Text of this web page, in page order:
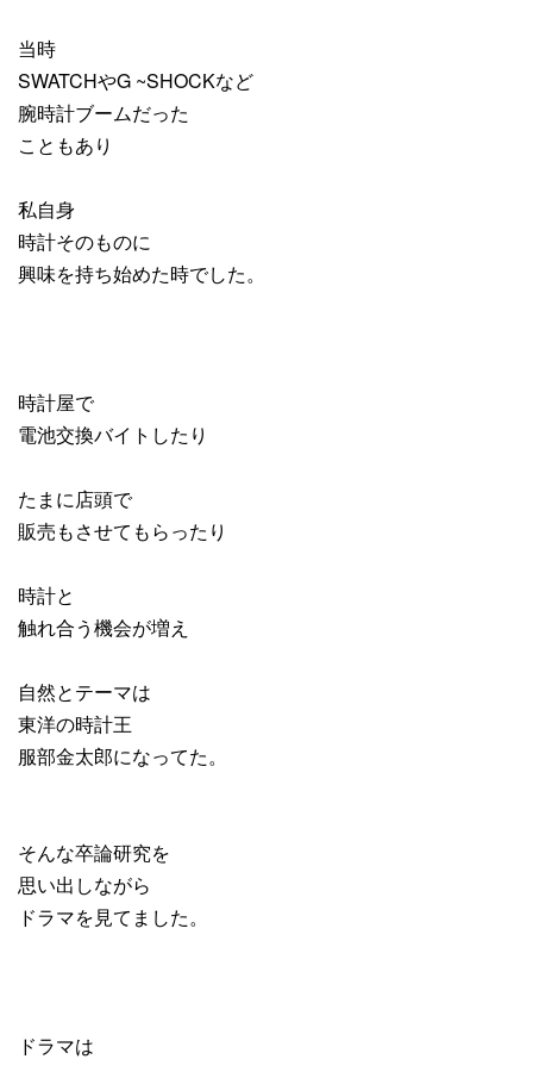
当時
SWATCHやG ~SHOCKなど
腕時計ブームだった
こともあり
私自身
時計そのものに
興味を持ち始めた時でした。
時計屋で
電池交換バイトしたり
たまに店頭で
販売もさせてもらったり
時計と
触れ合う機会が増え
自然とテーマは
東洋の時計王
服部金太郎になってた。
そんな卒論研究を
思い出しながら
ドラマを見てました。
ドラマは